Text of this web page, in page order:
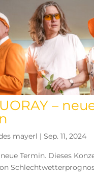
–
mayerl | Sep. 11, 2024
Termin. Dieses